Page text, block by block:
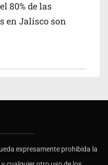
80% de las
en Jalisco son
expresamente prohibida la